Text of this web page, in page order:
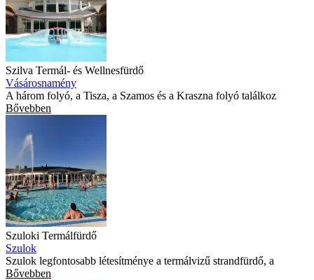
Szilva Termál- és Wellnesfürdő
Vásárosnamény
A három folyó, a Tisza, a Szamos és a Kraszna folyó találkoz
Bővebben
Szuloki Termálfürdő
Szulok
Szulok legfontosabb létesítménye a termálvizű strandfürdő, a
Bővebben